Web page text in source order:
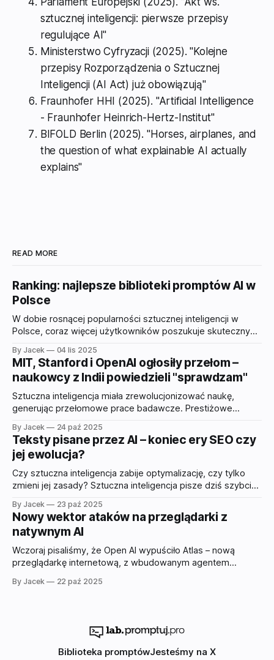
sztucznej inteligencji: pierwsze przepisy
regulujące AI"
Ministerstwo Cyfryzacji (2025). "Kolejne
przepisy Rozporządzenia o Sztucznej
Inteligencji (AI Act) już obowiązują"
Fraunhofer HHI (2025). "Artificial Intelligence
- Fraunhofer Heinrich-Hertz-Institut"
BIFOLD Berlin (2025). "Horses, airplanes, and
the question of what explainable AI actually
explains"
READ MORE
Ranking: najlepsze biblioteki promptów AI w
Polsce
W dobie rosnącej popularności sztucznej inteligencji w
Polsce, coraz więcej użytkowników poszukuje skutecznych
Gemini. Odpowiedzią na tę potrzebę są polskie biblioteki
promptów – platformy oferujące gotowe, przetestowane
szablony komunikacji z AI. W tym artykule przedstawiamy
ranking najlepszych polskich bibliotek promptów
dostępnych w 2025
By Jacek 04 lis 2025
MIT, Stanford i OpenAI ogłosiły przełom –
naukowcy z Indii powiedzieli "sprawdzam"
Sztuczna inteligencja miała zrewolucjonizować naukę,
generując przełomowe prace badawcze. Prestiżowe
nowatorstwem AI. Był tylko jeden problem: co czwarty
"innowacyjny" artykuł okazał się wyrafinowanym plagiatem.
Odkrycie naukowców z Indii podważa fundamenty rewolucji
AI w nauce. Niedawno opublikowane badania miały być
dowodem na
By Jacek 24 paź 2025
Teksty pisane przez AI – koniec ery SEO czy
jej ewolucja?
Czy sztuczna inteligencja zabije optymalizację, czy tylko
zmieni jej zasady? Sztuczna inteligencja pisze dziś szybciej
udzielać odpowiedzi – bez klikania, bez stron. Dla wielu to
brzmi jak koniec SEO. Ale być może to po prostu jego
najbardziej fascynująca transformacja. Kiedy maszyny
nauczyły się pisać
By Jacek 23 paź 2025
Nowy wektor ataków na przeglądarki z
natywnym AI
Wczoraj pisaliśmy, że Open AI wypuściło Atlas – nową
przeglądarkę internetową, z wbudowanym agentem
obiecują rewolucję w internecie, ale eksperci
użytkownika instrukcji ukrytych w obrazach i treści stron
WWW. Kiedy inteligencja staje się
By Jacek 22 paź 2025
Biblioteka promptówJesteśmy na X